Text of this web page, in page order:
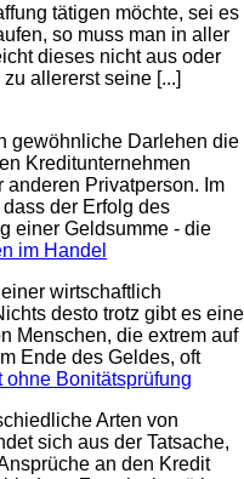
tätigen möchte, sei es
so muss man in aller
dieses nicht aus oder
allererst seine [...]
gewöhnliche Darlehen die
Kreditunternehmen
Privatperson. Im
der Erfolg des
einer Geldsumme - die
im Handel
wirtschaftlich
desto trotz gibt es eine
Menschen, die extrem auf
Ende des Geldes, oft
ohne Bonitätsprüfung
Arten von
sich aus der Tatsache,
an den Kredit